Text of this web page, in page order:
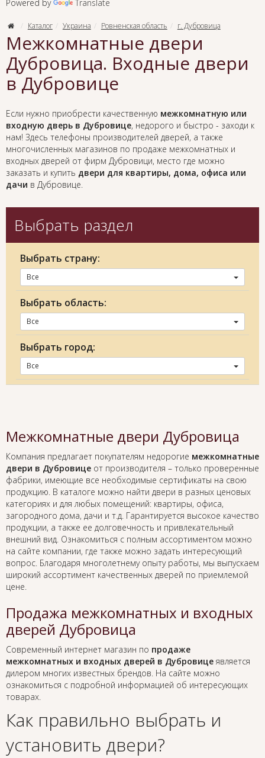
Powered by Translate
Каталог Украина Ровненская область г. Дубровица
Межкомнатные двери
Дубровица. Входные двери
в Дубровице
Если нужно приобрести качественную межкомнатную или
входную дверь в Дубровице, недорого и быстро - заходи к
нам! Здесь телефоны производителей дверей, а также
многочисленных магазинов по продаже межкомнатных и
входных дверей от фирм Дубровици, место где можно
заказать и купить двери для квартиры, дома, офиса или
дачи в Дубровице.
Выбрать раздел
Выбрать страну:
Все
Выбрать область:
Все
Выбрать город:
Все
Межкомнатные двери Дубровица
Компания предлагает покупателям недорогие межкомнатные
двери в Дубровице от производителя – только проверенные
фабрики, имеющие все необходимые сертификаты на свою
продукцию. В каталоге можно найти двери в разных ценовых
категориях и для любых помещений: квартиры, офиса,
загородного дома, дачи и т.д. Гарантируется высокое качество
продукции, а также ее долговечность и привлекательный
внешний вид. Ознакомиться с полным ассортиментом можно
на сайте компании, где также можно задать интересующий
вопрос. Благодаря многолетнему опыту работы, мы выпускаем
широкий ассортимент качественных дверей по приемлемой
цене.
Продажа межкомнатных и входных
дверей Дубровица
Современный интернет магазин по продаже
межкомнатных и входных дверей в Дубровице является
дилером многих известных брендов. На сайте можно
ознакомиться с подробной информацией об интересующих
товарах.
Как правильно выбрать и
установить двери?